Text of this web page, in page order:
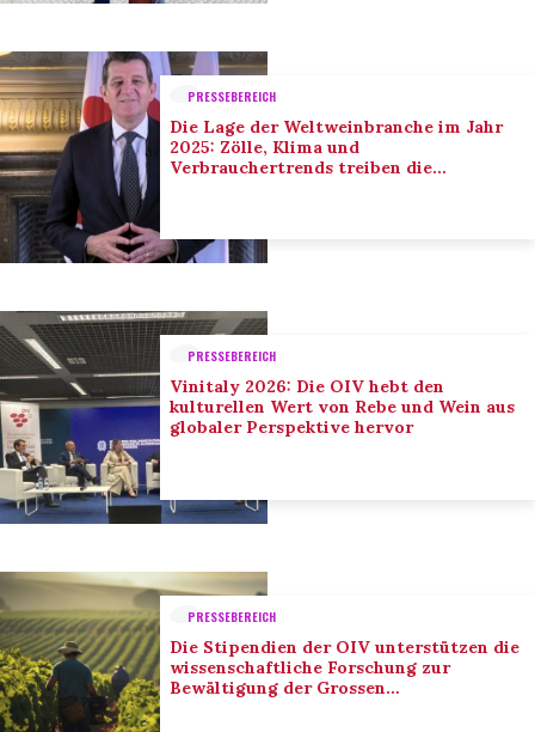
PRESSEBEREICH
Die Lage der Weltweinbranche im Jahr
2025: Zölle, Klima und
Verbrauchertrends treiben die
PRESSEBEREICH
Vinitaly 2026: Die OIV hebt den
kulturellen Wert von Rebe und Wein aus
globaler Perspektive hervor
PRESSEBEREICH
Die Stipendien der OIV unterstützen die
wissenschaftliche Forschung zur
Bewältigung der Grossen